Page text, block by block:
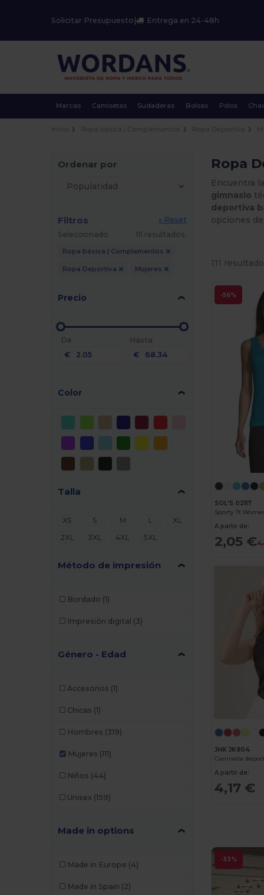
Solicitar Presupuesto Entrega en 24-48h
Marcas Camisetas Sudaderas Bolsas Polos
Ordenar por
Filtros
« Reset
Seleccionado
111 resultados.
Ropa básica | Complementos
Ropa Deportiva Mujeres
Precio
De
€
Hasta
€
Color
Talla
XS S M L
XL
2XL
3XL 4XL 5XL
Método de impresión
Bordado (1)
Impresión digital (3)
Género - Edad
Accesorios (1)
Chicas (1)
Hombres (319)
Mujeres (111)
Niños (44)
Unisex (159)
Made in options
Made in Europe (4)
Made in Spain (2)
Ropa
Encuentra
gimnasio
deportiva
opciones de
111
-56%
SOL'S 02117
A partir de:
2,05 €
JHK JK904
Camiseta
A partir de:
4,17 €
-33%